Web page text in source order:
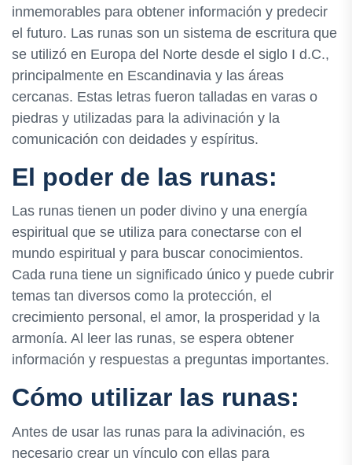
inmemorables para obtener información y predecir
el futuro. Las runas son un sistema de escritura que
se utilizó en Europa del Norte desde el siglo I d.C.,
principalmente en Escandinavia y las áreas
cercanas. Estas letras fueron talladas en varas o
piedras y utilizadas para la adivinación y la
comunicación con deidades y espíritus.
El poder de las runas:
Las runas tienen un poder divino y una energía
espiritual que se utiliza para conectarse con el
mundo espiritual y para buscar conocimientos.
Cada runa tiene un significado único y puede cubrir
temas tan diversos como la protección, el
crecimiento personal, el amor, la prosperidad y la
armonía. Al leer las runas, se espera obtener
información y respuestas a preguntas importantes.
Cómo utilizar las runas:
Antes de usar las runas para la adivinación, es
necesario crear un vínculo con ellas para